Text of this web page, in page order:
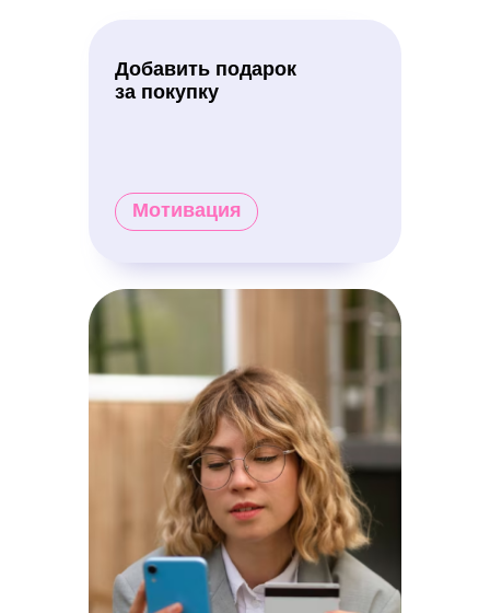
Добавить подарок
за покупку
Мотивация